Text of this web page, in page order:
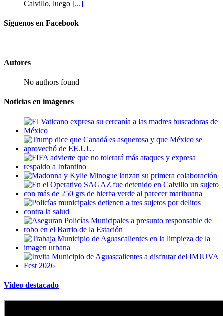
Calvillo, luego [...]
Síguenos en Facebook
Autores
No authors found
Noticias en imágenes
Video destacado